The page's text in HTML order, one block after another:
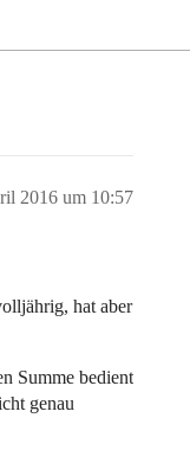
2016 um 10:57
hat aber
Summe bedient
genau